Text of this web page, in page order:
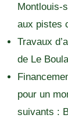
Montlouis-
aux pistes
Travaux
de Le
pour un
suivants :